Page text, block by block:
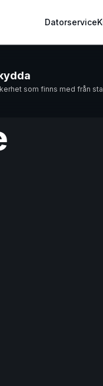
Datorservice
som finns med från